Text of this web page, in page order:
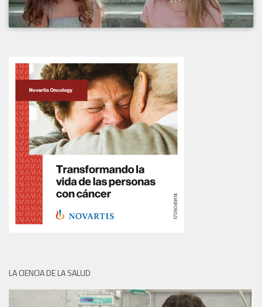
LA CIENCIA DE LA SALUD